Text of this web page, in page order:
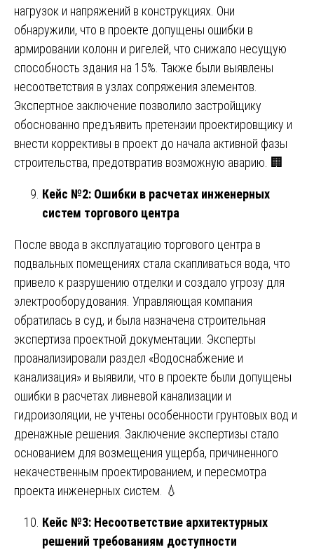
нагрузок и напряжений в конструкциях. Они
обнаружили, что в проекте допущены ошибки в
армировании колонн и ригелей, что снижало несущую
способность здания на 15%. Также были выявлены
несоответствия в узлах сопряжения элементов.
Экспертное заключение позволило застройщику
обоснованно предъявить претензии проектировщику и
внести коррективы в проект до начала активной фазы
строительства, предотвратив возможную аварию. 🏢
Кейс №2: Ошибки в расчетах инженерных
систем торгового центра
После ввода в эксплуатацию торгового центра в
подвальных помещениях стала скапливаться вода, что
привело к разрушению отделки и создало угрозу для
электрооборудования. Управляющая компания
обратилась в суд, и была назначена строительная
экспертиза проектной документации. Эксперты
проанализировали раздел «Водоснабжение и
канализация» и выявили, что в проекте были допущены
ошибки в расчетах ливневой канализации и
гидроизоляции, не учтены особенности грунтовых вод и
дренажные решения. Заключение экспертизы стало
основанием для возмещения ущерба, причиненного
некачественным проектированием, и пересмотра
проекта инженерных систем. 💧
Кейс №3: Несоответствие архитектурных
решений требованиям доступности